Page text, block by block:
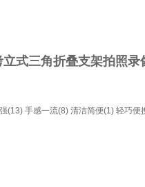
式三角折叠支架拍照录
(13) 手感一流(8) 清洁简便(1) 轻巧便